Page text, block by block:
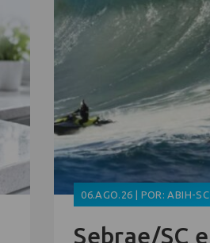
06.AGO.26 | POR: ABIH-SC
Sebrae/SC e